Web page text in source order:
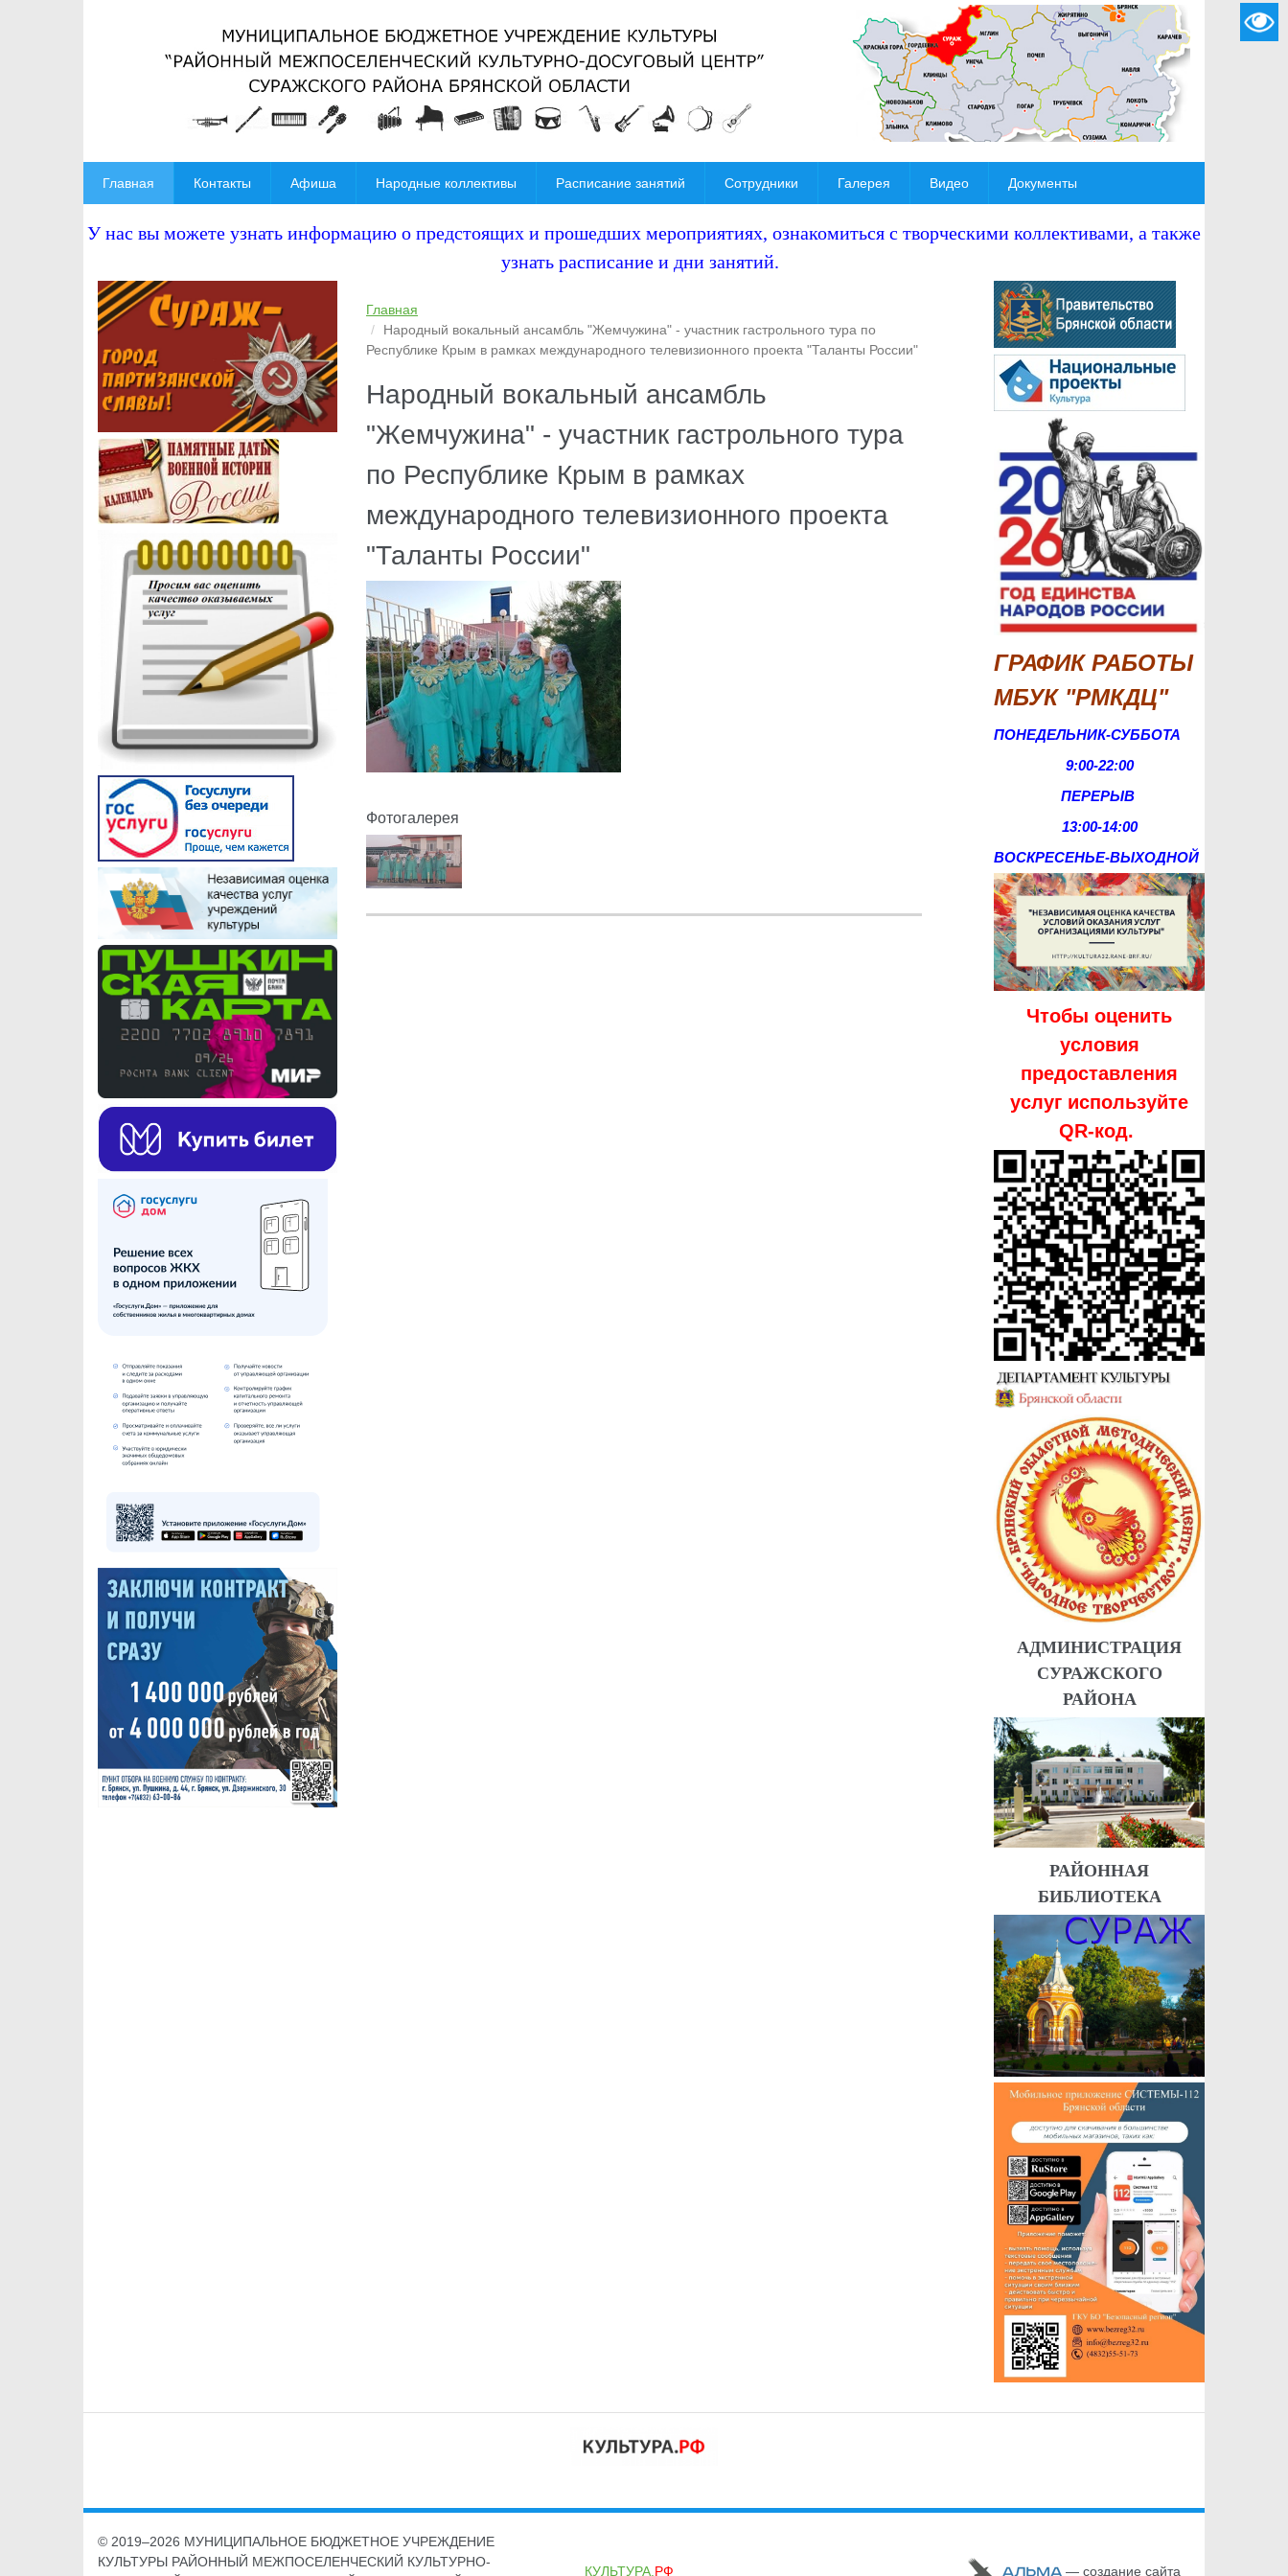
Главная Контакты Афиша Народные коллективы Расписание занятий Сотрудники Галерея Видео Документы
У нас вы можете узнать информацию о предстоящих и прошедших мероприятиях, ознакомиться с творческими коллективами, а также
узнать расписание и дни занятий.
ГРАФИК РАБОТЫ
МБУК "РМКДЦ"
ПОНЕДЕЛЬНИК-СУББОТА
9:00-22:00
ПЕРЕРЫВ
13:00-14:00
ВОСКРЕСЕНЬЕ-ВЫХОДНОЙ
Чтобы оценить
условия
предоставления
услуг используйте
QR-код.
АДМИНИСТРАЦИЯ
СУРАЖСКОГО
РАЙОНА
РАЙОННАЯ
БИБЛИОТЕКА
Главная
Народный вокальный ансамбль "Жемчужина" - участник гастрольного тура по
Республике Крым в рамках международного телевизионного проекта "Таланты России"
Народный вокальный ансамбль
"Жемчужина" - участник гастрольного тура
по Республике Крым в рамках
международного телевизионного проекта
"Таланты России"
Фотогалерея
© 2019–2026 МУНИЦИПАЛЬНОЕ БЮДЖЕТНОЕ УЧРЕЖДЕНИЕ
КУЛЬТУРЫ РАЙОННЫЙ МЕЖПОСЕЛЕНЧЕСКИЙ КУЛЬТУРНО-
КУЛЬТУРА. РФ — cоздание сайта